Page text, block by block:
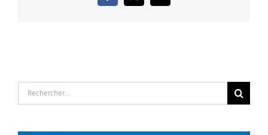
Rechercher: